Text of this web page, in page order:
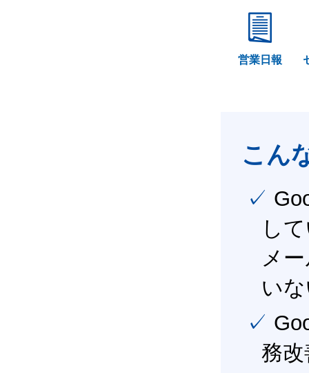
営業日報
こん
✓ Google Workspace（旧G Suite） を社内で導入
し
メ
い
✓ Google Workspace（旧G Suite） を活用し、業
務